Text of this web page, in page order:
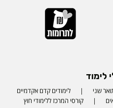
לימוד
שני
לימודים קדם אקדמיים
קורסי המרכז ללימודי חוץ